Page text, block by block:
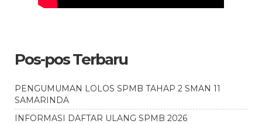
Pos-pos Terbaru
PENGUMUMAN LOLOS SPMB TAHAP 2 SMAN 11
SAMARINDA
INFORMASI DAFTAR ULANG SPMB 2026